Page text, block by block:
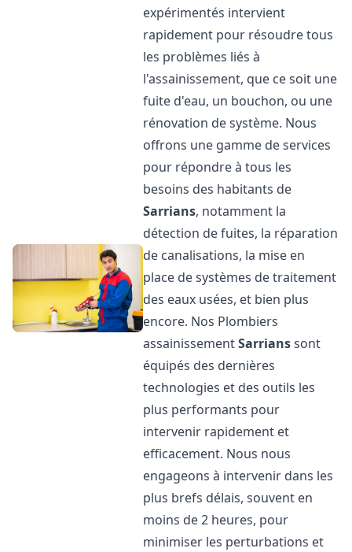
expérimentés intervient
rapidement pour résoudre tous
les problèmes liés à
l'assainissement, que ce soit une
fuite d'eau, un bouchon, ou une
rénovation de système. Nous
offrons une gamme de services
pour répondre à tous les
besoins des habitants de
Sarrians, notamment la
détection de fuites, la réparation
de canalisations, la mise en
place de systèmes de traitement
des eaux usées, et bien plus
encore. Nos Plombiers
assainissementSarrianssont
équipés des dernières
technologies et des outils les
plus performants pour
intervenir rapidement et
efficacement. Nous nous
engageons à intervenir dans les
plus brefs délais, souvent en
moins de 2 heures, pour
minimiser les perturbations et